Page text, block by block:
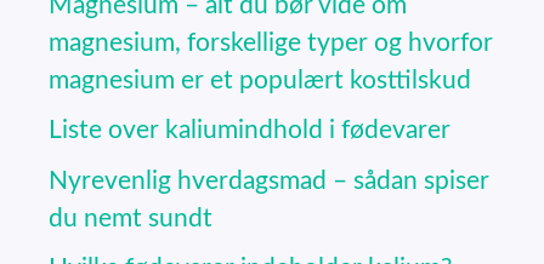
magnesium, forskellige typer og hvorfor
magnesium er et populært kosttilskud
Liste over kaliumindhold i fødevarer
Nyrevenlig hverdagsmad – sådan spiser
du nemt sundt